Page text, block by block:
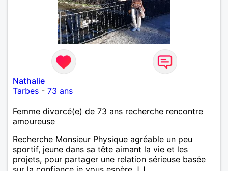
Nathalie
Tarbes - 73 ans
Femme divorcé(e) de 73 ans recherche rencontre
amoureuse
Recherche Monsieur Physique agréable un peu
sportif, jeune dans sa tête aimant la vie et les
projets, pour partager une relation sérieuse basée